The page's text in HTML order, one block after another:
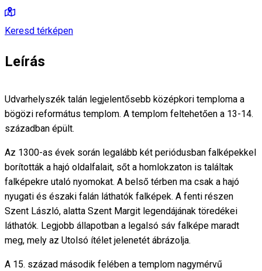
Keresd térképen
Leírás
Udvarhelyszék talán legjelentősebb középkori temploma a
bögözi református templom. A templom feltehetően a 13-14.
században épült.
Az 1300-as évek során legalább két periódusban falképekkel
borították a hajó oldalfalait, sőt a homlokzaton is találtak
falképekre utaló nyomokat. A belső térben ma csak a hajó
nyugati és északi falán láthatók falképek. A fenti részen
Szent László, alatta Szent Margit legendájának töredékei
láthatók. Legjobb állapotban a legalsó sáv falképe maradt
meg, mely az Utolsó ítélet jelenetét ábrázolja.
A 15. század második felében a templom nagymérvű